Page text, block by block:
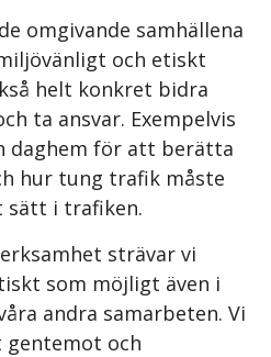
omgivande samhällena
och etiskt
helt konkret bidra
ta ansvar. Exempelvis
daghem för att berätta
hur tung trafik måste
sätt i trafiken.
strävar vi
som möjligt även i
andra samarbeten. Vi
gentemot och